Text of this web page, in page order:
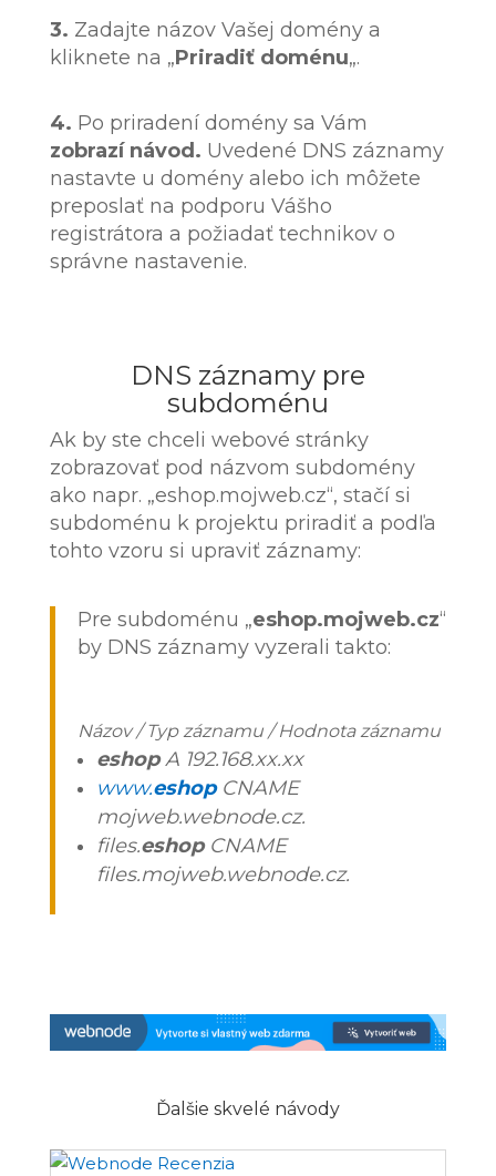
3. Zadajte názov Vašej domény a
kliknete na „Priradiť doménu„.
4. Po priradení domény sa Vám
zobrazí návod. Uvedené DNS záznamy
nastavte u domény alebo ich môžete
preposlať na podporu Vášho
registrátora a požiadať technikov o
správne nastavenie.
DNS záznamy pre
subdoménu
Ak by ste chceli webové stránky
zobrazovať pod názvom subdomény
ako napr. „eshop.mojweb.cz“, stačí si
subdoménu k projektu priradiť a podľa
tohto vzoru si upraviť záznamy:
Pre subdoménu „eshop.mojweb.cz“
by DNS záznamy vyzerali takto:
Názov / Typ záznamu / Hodnota záznamu
eshopA 192.168.xx.xx
www.eshopCNAME
mojweb.webnode.cz.
files.eshopCNAME
files.mojweb.webnode.cz.
Ďalšie skvelé návody